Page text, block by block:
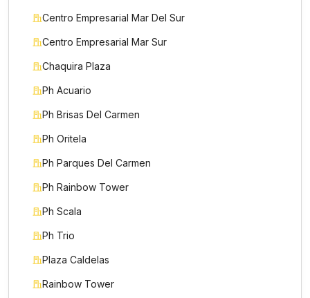
Centro Empresarial Mar Del Sur
Centro Empresarial Mar Sur
Chaquira Plaza
Ph Acuario
Ph Brisas Del Carmen
Ph Oritela
Ph Parques Del Carmen
Ph Rainbow Tower
Ph Scala
Ph Trio
Plaza Caldelas
Rainbow Tower